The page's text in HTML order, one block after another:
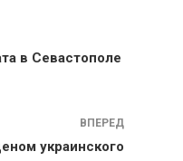
в Севастополе
ВПЕРЕД
украинского